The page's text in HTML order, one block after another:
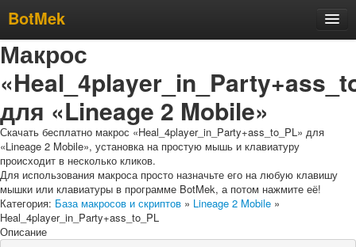
BotMek
Скачать
Обзор
Обновления
Инструкция
Статьи
Бесплатные макросы
Тарифы
Отзывы
Макрос
для «Lineage 2 Mobile»
Скачать бесплатно макрос «Heal_4player_in_Party+ass_to_PL» для
«Lineage 2 Mobile», установка на простую мышь и клавиатуру
происходит в несколько кликов.
Для использования макроса просто назначьте его на любую клавишу
мышки или клавиатуры в программе BotMek, а потом нажмите её!
Категория: База макросов и скриптов » Lineage 2 Mobile »
Heal_4player_in_Party+ass_to_PL
Описание